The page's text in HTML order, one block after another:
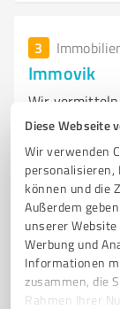
Diese Webseite
Wir verwenden
personalisieren,
können und die
Außerdem
unserer
Werbung und
Informationen
zusammen, die
Rahmen Ihrer
3
Immovik
Wir vermitteln
Bodensee &
SIE WOLLEN UNS
DANN ZÖGERN SIE
Tel. 01514